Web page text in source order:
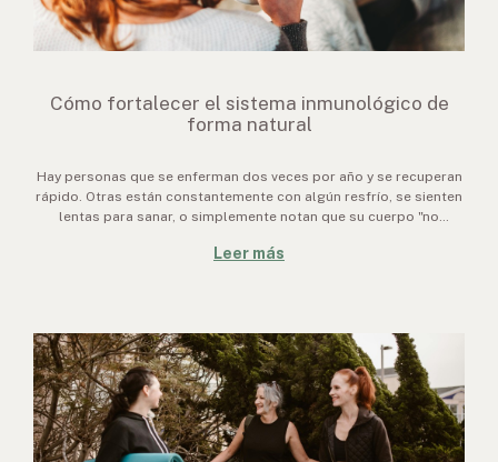
Cómo fortalecer el sistema inmunológico de
forma natural
Hay personas que se enferman dos veces por año y se recuperan
rápido. Otras están constantemente con algún resfrío, se sienten
lentas para sanar, o simplemente notan que su cuerpo "no
genética
Leer más